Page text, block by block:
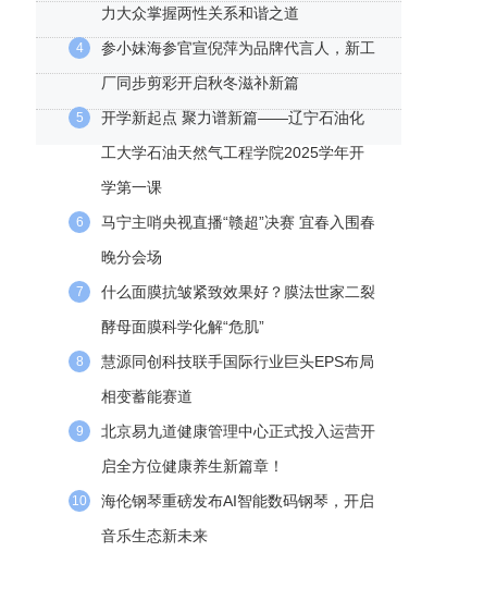
力大众掌握两性关系和谐之道
4
参小妹海参官宣倪萍为品牌代言人，新工
厂同步剪彩开启秋冬滋补新篇
5
开学新起点 聚力谱新篇——辽宁石油化
工大学石油天然气工程学院2025学年开
学第一课
6
马宁主哨央视直播“赣超”决赛 宜春入围春
晚分会场
7
什么面膜抗皱紧致效果好？膜法世家二裂
酵母面膜科学化解“危肌”
8
慧源同创科技联手国际行业巨头EPS布局
相变蓄能赛道
9
北京易九道健康管理中心正式投入运营开
启全方位健康养生新篇章！
10
海伦钢琴重磅发布AI智能数码钢琴，开启
音乐生态新未来